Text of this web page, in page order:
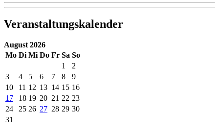
Veranstaltungskalender
August 2026
Mo Di Mi Do Fr Sa So
1
2
3
4 5 6 7 8
9
10
11 12 13 14 15 16
17
18 19 20 21 22 23
24
25 26 27 28 29 30
31